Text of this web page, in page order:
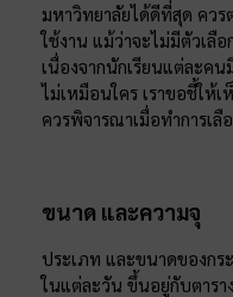
มหาวิทยาลัยได้ดีที่สุด คว
ใช้งาน แม้ว่าจะไม่มีตัวเลื
เนื่องจากนักเรียนแต่ละค
ไม่เหมือนใคร เราขอชี้ใ
ควรพิจารณาเมื่อทำการเลื
ขนาด และความจุ
ประเภท และขนาดของก
ในแต่ละวัน ขึ้นอยู่กับตาร